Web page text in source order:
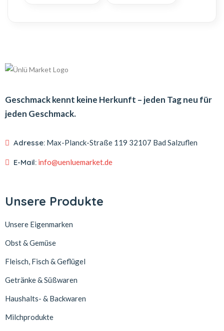
Geschmack kennt keine Herkunft – jeden Tag neu für
jeden Geschmack.
Adresse: Max-Planck-Straße 119 32107 Bad Salzuflen
E-Mail: info@uenluemarket.de
Unsere Produkte
Unsere Eigenmarken
Obst & Gemüse
Fleisch, Fisch & Geflügel
Getränke & Süßwaren
Haushalts- & Backwaren
Milchprodukte